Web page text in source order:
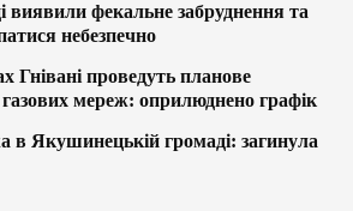
виявили фекальне забруднення та
небезпечно
Гнівані проведуть планове
газових мереж: оприлюднено графік
в Якушинецькій громаді: загинула